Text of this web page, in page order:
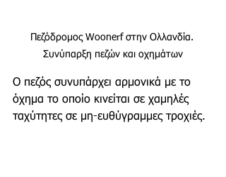
Πεζόδρομος Woonerf στην Ολλανδία.
Συνύπαρξη πεζών και οχημάτων
Ο πεζός συνυπάρχει αρμονικά με το
όχημα το οποίο κινείται σε χαμηλές
ταχύτητες σε μη-ευθύγραμμες τροχιές.